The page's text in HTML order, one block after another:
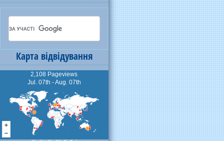
Карта відвідування
2,108 Pageviews
Jul. 07th - Aug. 07th